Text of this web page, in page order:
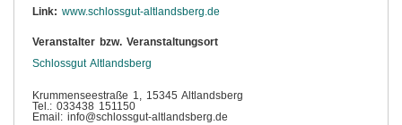
Link: www.schlossgut-altlandsberg.de
Veranstalter bzw. Veranstaltungsort
Schlossgut Altlandsberg
Krummenseestraße 1, 15345 Altlandsberg
Tel.: 033438 151150
Email: info@schlossgut-altlandsberg.de